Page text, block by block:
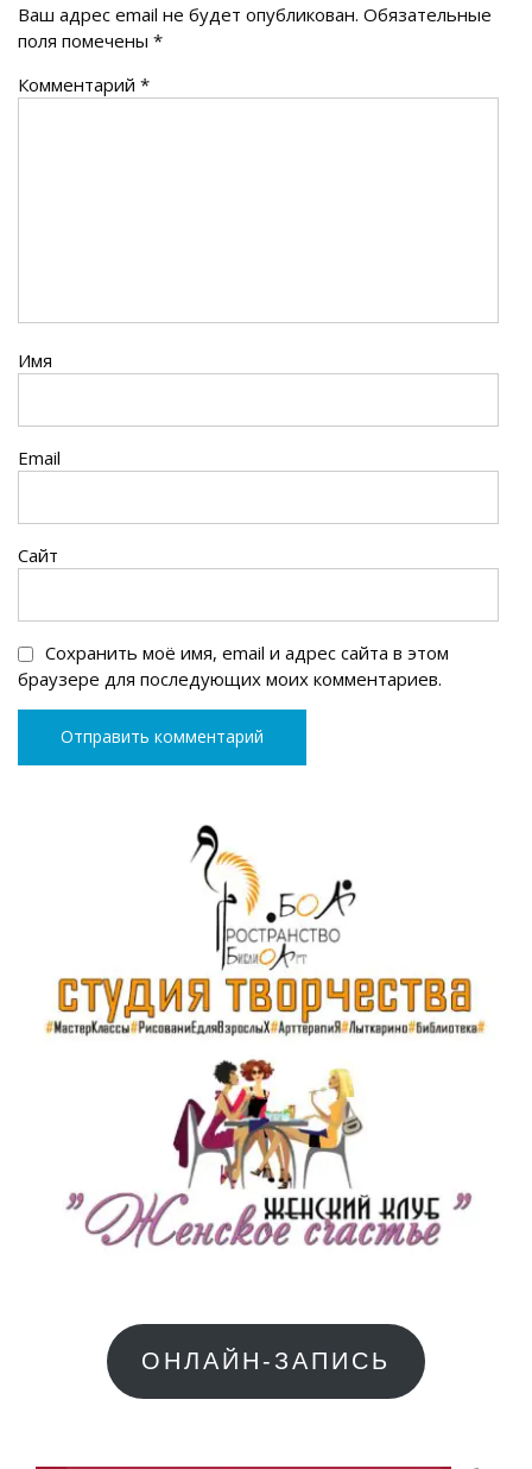
Ваш адрес email не будет опубликован. Обязательные
поля помечены *
Комментарий *
Имя
Email
Сайт
Сохранить моё имя, email и адрес сайта в этом
браузере для последующих моих комментариев.
ОНЛАЙН-ЗАПИСЬ